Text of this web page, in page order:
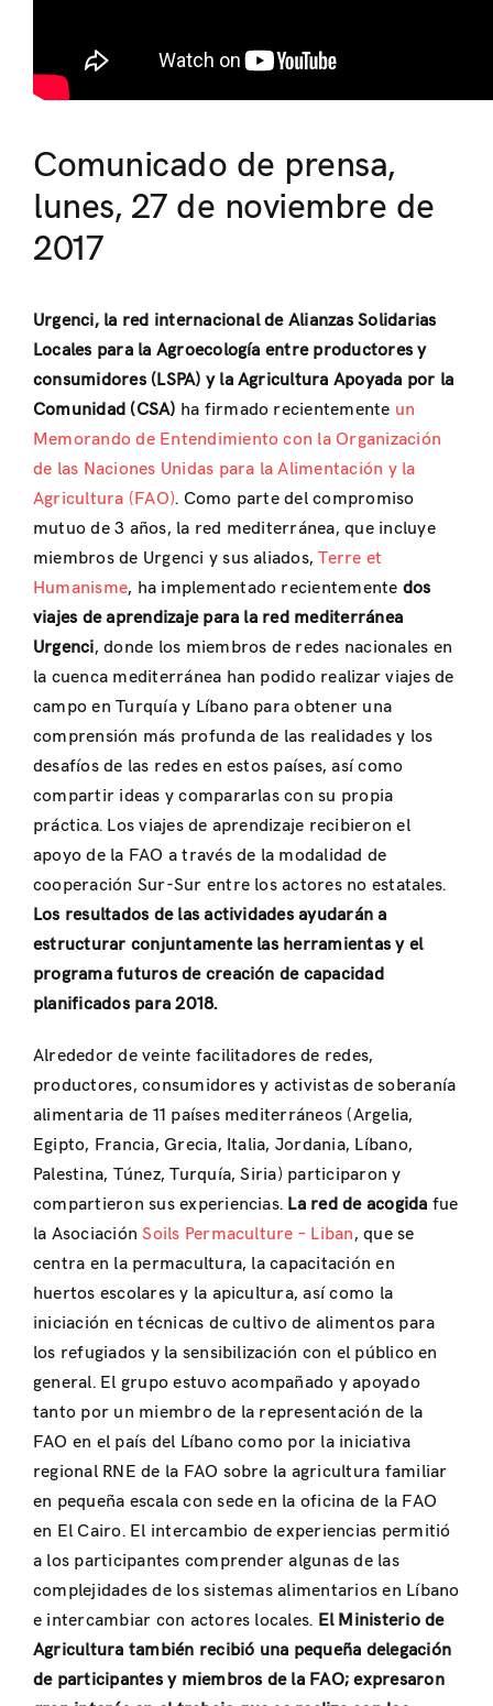
Comunicado de prensa,
lunes, 27 de noviembre de
2017
Urgenci, la red internacional de Alianzas Solidarias
Locales para la Agroecología entre productores y
consumidores (LSPA) y la Agricultura Apoyada por la
Comunidad (CSA) ha firmado recientemente un
Memorando de Entendimiento con la Organización
de las Naciones Unidas para la Alimentación y la
Agricultura (FAO). Como parte del compromiso
mutuo de 3 años, la red mediterránea, que incluye
miembros de Urgenci y sus aliados,Terre et
Humanisme, ha implementado recientemente dos
viajes de aprendizaje para la red mediterránea
Urgenci, donde los miembros de redes nacionales en
la cuenca mediterránea han podido realizar viajes de
campo en Turquía y Líbano para obtener una
comprensión más profunda de las realidades y los
desafíos de las redes en estos países, así como
compartir ideas y compararlas con su propia
práctica. Los viajes de aprendizaje recibieron el
apoyo de la FAO a través de la modalidad de
cooperación Sur-Sur entre los actores no estatales.
Los resultados de las actividades ayudarán a
estructurar conjuntamente las herramientas y el
programa futuros de creación de capacidad
planificados para 2018.
Alrededor de veinte facilitadores de redes,
productores, consumidores y activistas de soberanía
alimentaria de 11 países mediterráneos (Argelia,
Egipto, Francia, Grecia, Italia, Jordania, Líbano,
Palestina, Túnez, Turquía, Siria) participaron y
compartieron sus experiencias. La red de acogida fue
la AsociaciónSoils Permaculture – Liban, que se
centra en la permacultura, la capacitación en
huertos escolares y la apicultura, así como la
iniciación en técnicas de cultivo de alimentos para
los refugiados y la sensibilización con el público en
general. El grupo estuvo acompañado y apoyado
tanto por un miembro de la representación de la
FAO en el país del Líbano como por la iniciativa
regional RNE de la FAO sobre la agricultura familiar
en pequeña escala con sede en la oficina de la FAO
en El Cairo. El intercambio de experiencias permitió
a los participantes comprender algunas de las
complejidades de los sistemas alimentarios en Líbano
e intercambiar con actores locales. El Ministerio de
Agricultura también recibió una pequeña delegación
de participantes y miembros de la FAO; expresaron